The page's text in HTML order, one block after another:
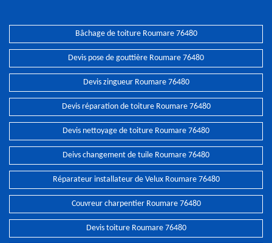
Bâchage de toiture Roumare 76480
Devis pose de gouttière Roumare 76480
Devis zingueur Roumare 76480
Devis réparation de toiture Roumare 76480
Devis nettoyage de toiture Roumare 76480
Deivs changement de tuile Roumare 76480
Réparateur installateur de Velux Roumare 76480
Couvreur charpentier Roumare 76480
Devis toiture Roumare 76480